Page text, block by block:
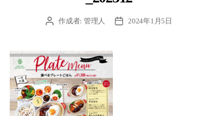
投
作成者: 管理人
投
2024年1月5日